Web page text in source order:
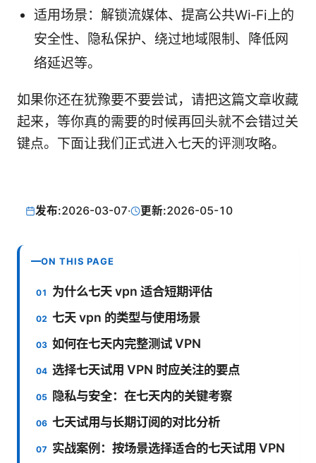
适用场景：解锁流媒体、提高公共Wi‑Fi上的
安全性、隐私保护、绕过地域限制、降低网
络延迟等。
如果你还在犹豫要不要尝试，请把这篇文章收藏
起来，等你真的需要的时候再回头就不会错过关
键点。下面让我们正式进入七天的评测攻略。
发布:2026-03-07· 更新:2026-05-10
ON THIS PAGE
为什么七天 vpn 适合短期评估
七天 vpn 的类型与使用场景
如何在七天内完整测试 VPN
选择七天试用 VPN 时应关注的要点
隐私与安全：在七天内的关键考察
七天试用与长期订阅的对比分析
实战案例：按场景选择适合的七天试用 VPN